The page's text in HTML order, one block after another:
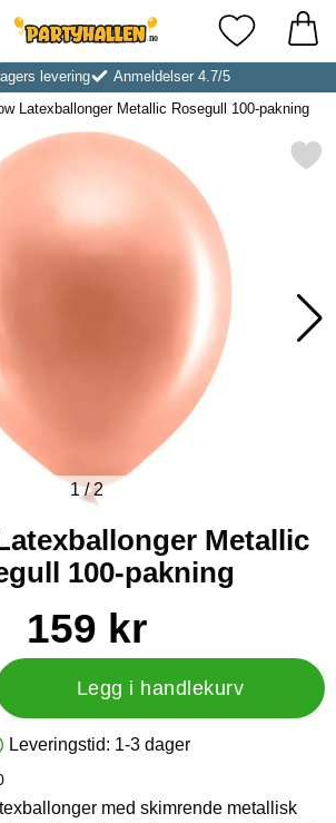
Startsiden for Partyhallen ABMine
levering
Anmeldelser 4.7/5
Latexballonger Metallic Rosegull 100-pakning
Merk rainbow Latexballonger Metallic
1/2
Metallic
100-pakning
Rainbow Latexballonger Metallic
pris
159 kr
Legg i handlekurv
På lager
Leveringstid: 1-3 dager
med skimrende metallisk